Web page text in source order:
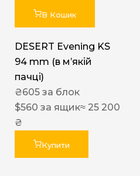
В Кошик
DESERT Evening KS
94 mm (в мʼякій
пачці)
₴605 за блок
$560 за ящик≈ 25 200
₴
Купити